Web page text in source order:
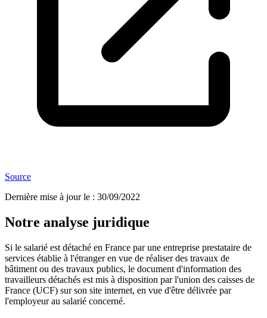
Source
Dernière mise à jour le : 30/09/2022
Notre analyse juridique
Si le salarié est détaché en France par une entreprise prestataire de
services établie à l'étranger en vue de réaliser des travaux de
bâtiment ou des travaux publics, le document d'information des
travailleurs détachés est mis à disposition par l'union des caisses de
France (UCF) sur son site internet, en vue d'être délivrée par
l'employeur au salarié concerné.